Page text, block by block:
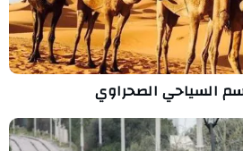
السياحي الصحراوي